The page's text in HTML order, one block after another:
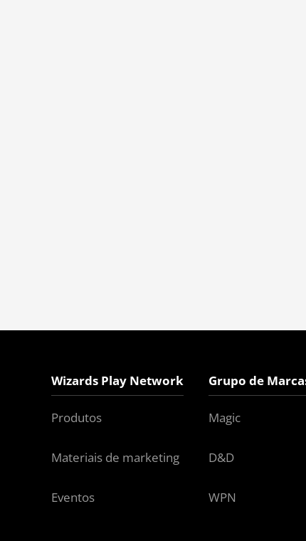
Wizards Play Network
Produtos
Materiais de marketing
Eventos
Grupo de
Magic
D&D
WPN